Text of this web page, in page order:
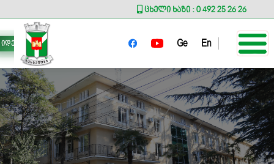
ცხელი ხაზი : 0 492 25 26 26
იდეა მერს Ge En